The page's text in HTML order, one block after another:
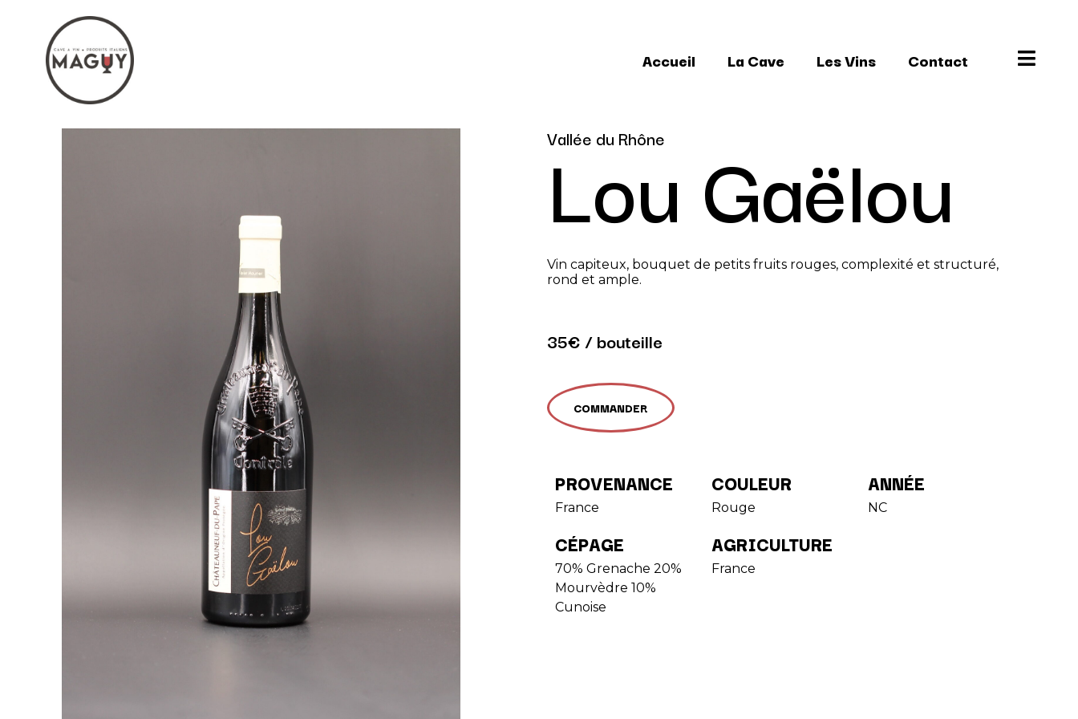
Accueil La Cave Les Vins Contact
Vallée du Rhône
Lou Gaëlou
Vin capiteux, bouquet de petits fruits rouges, complexité et structuré,
rond et ample.
35€ / bouteille
COMMANDER
PROVENANCE
France
COULEUR
Rouge
ANNÉE
NC
CÉPAGE
70% Grenache 20%
Mourvèdre 10%
Cunoise
AGRICULTURE
France